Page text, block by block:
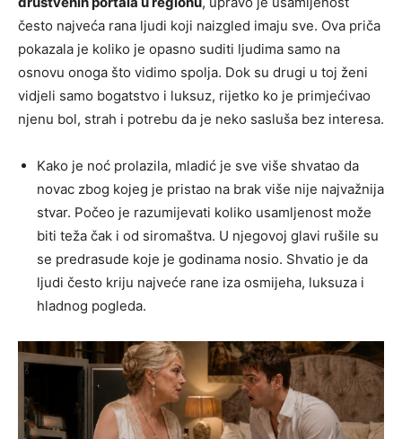
često najveća rana ljudi koji naizgled imaju sve. Ova priča
pokazala je koliko je opasno suditi ljudima samo na
osnovu onoga što vidimo spolja. Dok su drugi u toj ženi
vidjeli samo bogatstvo i luksuz, rijetko ko je primjećivao
njenu bol, strah i potrebu da je neko sasluša bez interesa.
Kako je noć prolazila, mladić je sve više shvatao da
novac zbog kojeg je pristao na brak više nije najvažnija
stvar. Počeo je razumijevati koliko usamljenost može
biti teža čak i od siromaštva. U njegovoj glavi rušile su
se predrasude koje je godinama nosio. Shvatio je da
ljudi često kriju najveće rane iza osmijeha, luksuza i
hladnog pogleda.